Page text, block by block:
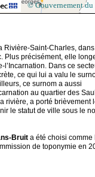
© Gouvernement du
Rivière-Saint-Charles, dans
Plus précisément, elle
Dans ce
ce qui lui a valu le
ce surnom a aussi
au quartier des
rivière, a porté brièvement
le statut de ville sous le
Bruit a été choisi comme
de toponymie en